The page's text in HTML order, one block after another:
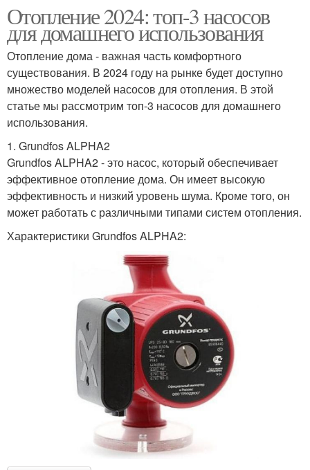
Отопление 2024: топ-3 насосов
для домашнего использования
Отопление дома - важная часть комфортного
существования. В 2024 году на рынке будет доступно
множество моделей насосов для отопления. В этой
статье мы рассмотрим топ-3 насосов для домашнего
использования.
1. Grundfos ALPHA2
Grundfos ALPHA2 - это насос, который обеспечивает
эффективное отопление дома. Он имеет высокую
эффективность и низкий уровень шума. Кроме того, он
может работать с различными типами систем отопления.
Характеристики Grundfos ALPHA2: